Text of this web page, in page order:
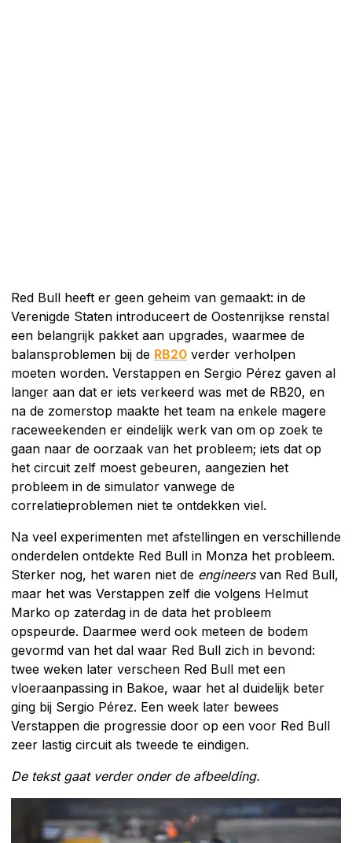
Red Bull heeft er geen geheim van gemaakt: in de
Verenigde Staten introduceert de Oostenrijkse renstal
een belangrijk pakket aan upgrades, waarmee de
balansproblemen bij de RB20 verder verholpen
moeten worden. Verstappen en Sergio Pérez gaven al
langer aan dat er iets verkeerd was met de RB20, en
na de zomerstop maakte het team na enkele magere
raceweekenden er eindelijk werk van om op zoek te
gaan naar de oorzaak van het probleem; iets dat op
het circuit zelf moest gebeuren, aangezien het
probleem in de simulator vanwege de
correlatieproblemen niet te ontdekken viel.
Na veel experimenten met afstellingen en verschillende
onderdelen ontdekte Red Bull in Monza het probleem.
Sterker nog, het waren niet de engineersvan Red Bull,
maar het was Verstappen zelf die volgens Helmut
Marko op zaterdag in de data het probleem
opspeurde. Daarmee werd ook meteen de bodem
gevormd van het dal waar Red Bull zich in bevond:
twee weken later verscheen Red Bull met een
vloeraanpassing in Bakoe, waar het al duidelijk beter
ging bij Sergio Pérez. Een week later bewees
Verstappen die progressie door op een voor Red Bull
zeer lastig circuit als tweede te eindigen.
De tekst gaat verder onder de afbeelding.